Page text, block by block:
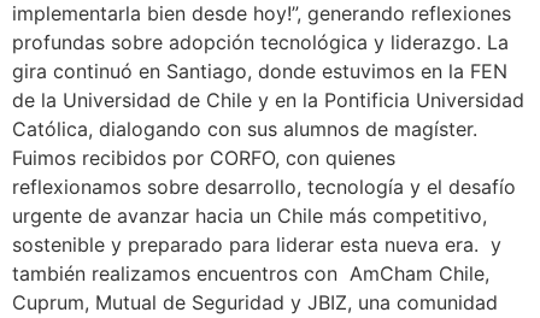
implementarla bien desde hoy!”, generando reflexiones
profundas sobre adopción tecnológica y liderazgo. La
gira continuó en Santiago, donde estuvimos en la FEN
de la Universidad de Chile y en la Pontificia Universidad
Católica, dialogando con sus alumnos de magíster.
Fuimos recibidos por CORFO, con quienes
reflexionamos sobre desarrollo, tecnología y el desafío
urgente de avanzar hacia un Chile más competitivo,
sostenible y preparado para liderar esta nueva era. y
también realizamos encuentros con AmCham Chile,
Cuprum, Mutual de Seguridad y JBIZ, una comunidad